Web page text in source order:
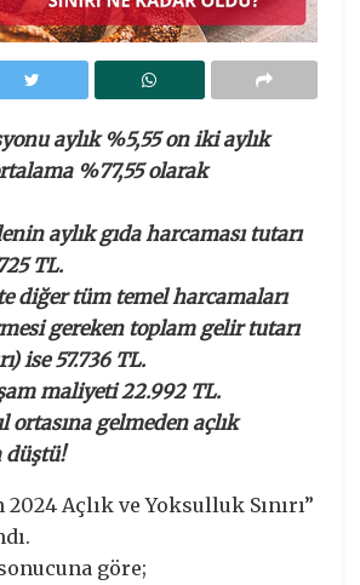
aylık %5,55 on iki aylık
%77,55 olarak
aylık gıda harcaması tutarı
TL.
diğer tüm temel harcamaları
gereken toplam gelir tutarı
ise 57.736 TL.
maliyeti 22.992 TL.
ortasına gelmeden açlık
düştü!
Açlık ve Yoksulluk Sınırı”
göre;